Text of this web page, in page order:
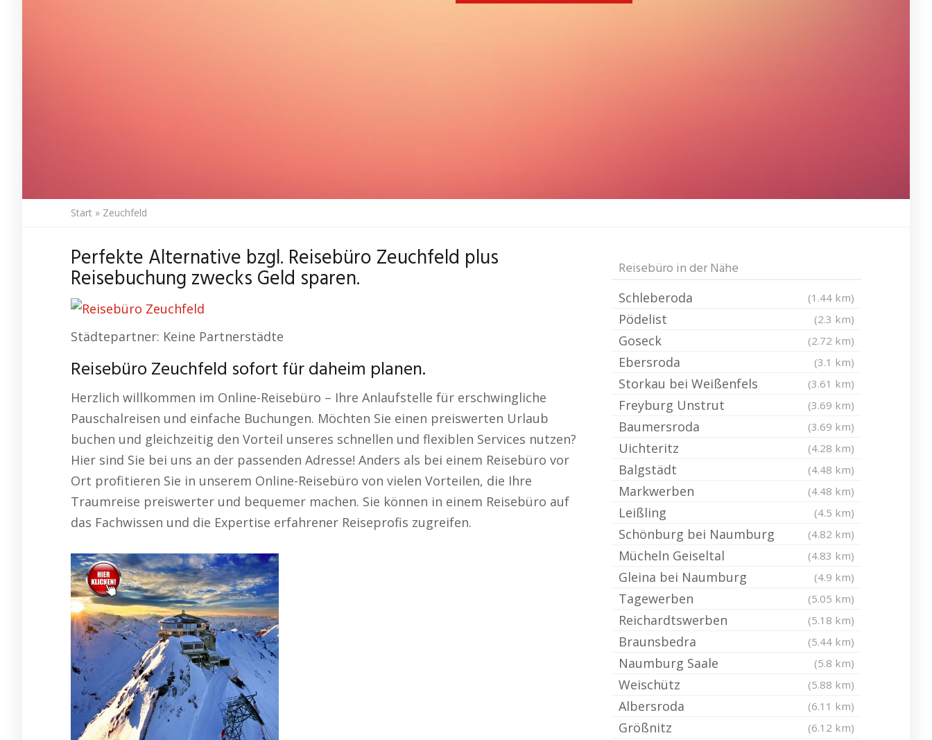
Start » Zeuchfeld
Perfekte Alternative bzgl. Reisebüro Zeuchfeld plus
Reisebuchung zwecks Geld sparen.
Städtepartner: Keine Partnerstädte
Reisebüro Zeuchfeld sofort für daheim planen.
Herzlich willkommen im Online-Reisebüro – Ihre Anlaufstelle für erschwingliche
Pauschalreisen und einfache Buchungen. Möchten Sie einen preiswerten Urlaub
buchen und gleichzeitig den Vorteil unseres schnellen und flexiblen Services nutzen?
Hier sind Sie bei uns an der passenden Adresse! Anders als bei einem Reisebüro vor
Ort profitieren Sie in unserem Online-Reisebüro von vielen Vorteilen, die Ihre
Traumreise preiswerter und bequemer machen. Sie können in einem Reisebüro auf
das Fachwissen und die Expertise erfahrener Reiseprofis zugreifen.
Reisebüro in der Nähe
Schleberoda (1.44 km)
Pödelist (2.3 km)
Goseck (2.72 km)
Ebersroda (3.1 km)
Storkau bei Weißenfels (3.61 km)
Freyburg Unstrut (3.69 km)
Baumersroda (3.69 km)
Uichteritz (4.28 km)
Balgstädt (4.48 km)
Markwerben (4.48 km)
Leißling (4.5 km)
Schönburg bei Naumburg (4.82 km)
Mücheln Geiseltal (4.83 km)
Gleina bei Naumburg (4.9 km)
Tagewerben (5.05 km)
Reichardtswerben (5.18 km)
Braunsbedra (5.44 km)
Naumburg Saale (5.8 km)
Weischütz (5.88 km)
Albersroda (6.11 km)
Größnitz (6.12 km)